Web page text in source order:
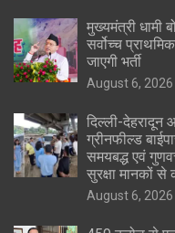
मुख्यमंत्री धामी
सर्वोच्च
जाएगी भर्ती
August 6, 2026
दिल्ली-देहरादून
ग्रीनफील्ड
समयबद्ध एवं
सुरक्षा मानकों से
August 6, 2026